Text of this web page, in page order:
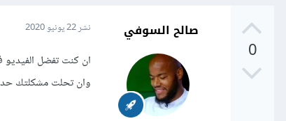
0
صالح السوفي نشر22 يونيو 2020
ان كنت تفضل الفيديو
وان تحلت مشكلتك